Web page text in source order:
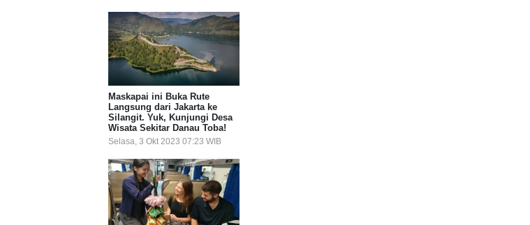
Maskapai ini Buka Rute
Langsung dari Jakarta ke
Silangit. Yuk, Kunjungi Desa
Wisata Sekitar Danau Toba!
Selasa, 3 Okt 2023 07:23 WIB